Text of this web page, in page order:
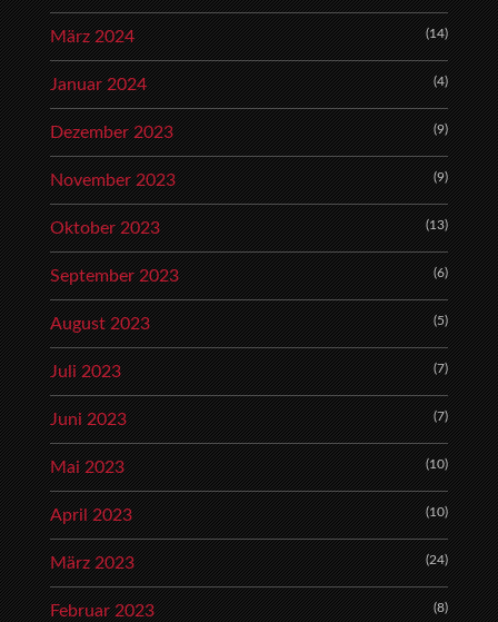
März 2024 (14)
Januar 2024 (4)
Dezember 2023 (9)
November 2023 (9)
Oktober 2023 (13)
September 2023 (6)
August 2023 (5)
Juli 2023 (7)
Juni 2023 (7)
Mai 2023 (10)
April 2023 (10)
März 2023 (24)
Februar 2023 (8)